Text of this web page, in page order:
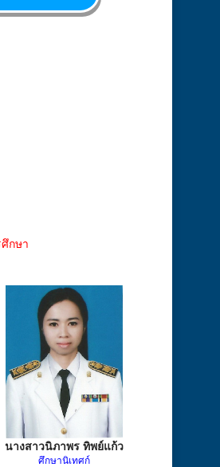
กษา
นางสาวนิภาพร ทิพย์แก้ว
ศึกษานิเทศก์